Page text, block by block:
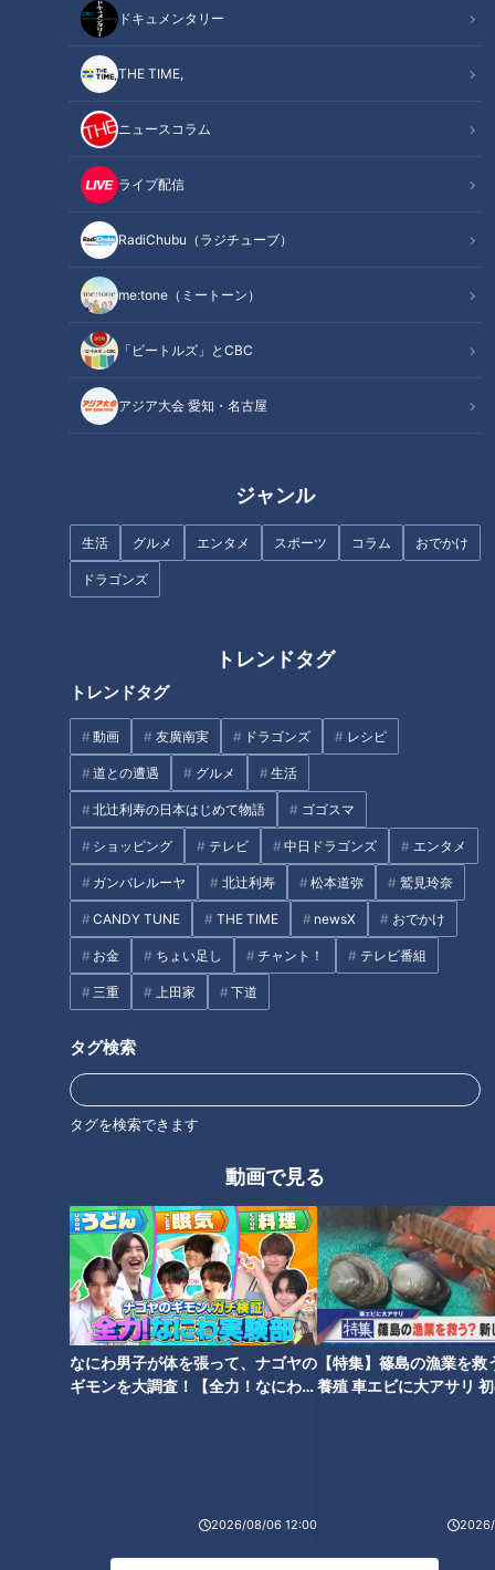
ドキュメンタリー
THE TIME,
ニュースコラム
ライブ配信
RadiChubu（ラジチューブ）
me:tone（ミートーン）
「ビートルズ」とCBC
アジア大会 愛知・名古屋
ジャンル
生活 グルメ エンタメ スポーツ コラム おでかけ
ドラゴンズ
トレンドタグ
トレンドタグ
動画 友廣南実 ドラゴンズ レシピ
道との遭遇 グルメ 生活
北辻利寿の日本はじめて物語 ゴゴスマ
ショッピング テレビ 中日ドラゴンズ エンタメ
ガンバレルーヤ 北辻利寿 松本道弥 鷲見玲奈
CANDY TUNE THE TIME newsX おでかけ
お金 ちょい足し チャント！ テレビ番組
三重 上田家 下道
タグ検索
タグを検索できます
動画で見る
なにわ男子が体を張って、ナゴヤの
ギモンを大調査！【全力！なにわ実
2026/08/06 12:00
【特集】篠島の漁業を救
養殖 車エビに大アサリ
オススメ関連コンテンツ
3年ぶりの値上げ
TOHOシネマズでは現在「一般」料金が2,000円のところ、7
月1日以降は地域によって最大で2,200円に値上げとなりま
東京、名古屋、大阪など都心部にある合わせて11館で200円、
全国の都市部にある合わせて25館で100円値上げするとのこ
と。一般料金の値上げは、2023年以来およそ3年ぶりです。
他にも「TOHOウェンズデイ」「ファーストデイ」の料金が
1,300円から1,400円に、「レイトショー」は1,500円から1,600
映画館離れ
リスナーからはこうした意見も寄せられました。
「今度は映画料金が値上げですか。ここ最近は以前よりも映画
を観に行かなくなりましたが、ますます映画から足が離れそう
です。経営が苦しいのは分かりますが、勘弁してほしいです」
（Aさん）
ドリンクや軽食もとなると、娯楽としては少し足踏みしてしま
う価格帯になります。さらに家族で行けば人数分値上げの重み
がのしかかることになり、「映画館離れ」と言われる現状に拍
車がかかることも予想されます。
つボイ「なぜ映画館から足が遠のいたかというと、Netflixとか
の配信で観られるので。わざわざ行かなくてもいいという気持
う続けます。
つボイ「配信まで待てないという人も、やっぱりいるんですよ
小高「そうですね。特に邦画業界はコアなファンをしっかり作
応援上映、IMAXや4DXといった映画館ならではの特典や体験
に価値を求めて足を運ぶ人が多い傾向にあります。